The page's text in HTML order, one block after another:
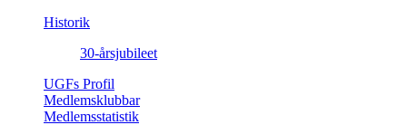
Historik
30-årsjubileet
UGFs Profil
Medlemsklubbar
Medlemsstatistik